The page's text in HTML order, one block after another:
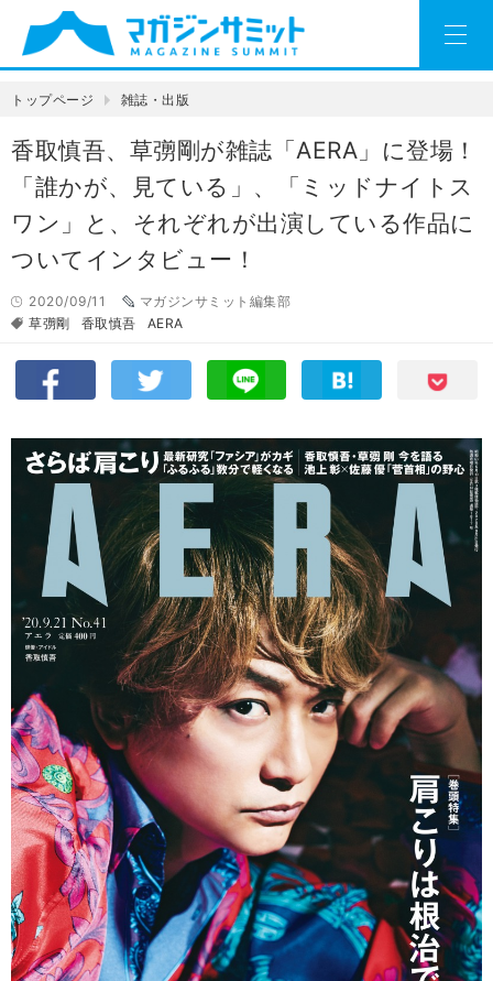
トップページ 雑誌・出版
香取慎吾、草彅剛が雑誌「AERA」に登場！
「誰かが、見ている」、「ミッドナイトス
ワン」と、それぞれが出演している作品に
ついてインタビュー！
2020/09/11
マガジンサミット編集部
草彅剛
香取慎吾 AERA